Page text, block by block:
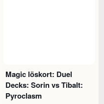
Magic löskort: Duel
Decks: Sorin vs Tibalt:
Pyroclasm